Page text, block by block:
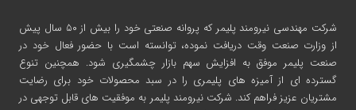
شرکت مهندسی نیرومند پلیمر
که پروانه صنعتی خود را بیش از ۵۰ سال پیش
از وزارت صنعت وقت دریافت نموده، توانسته است با حضور فعال خود در
صنعت پلیمر موفق به افزایش سهم بازار چشمگیری شود. همچنین تنوع
گسترده ای از آمیزه های پلیمری را در سبد محصولات خود برای رضایت
مشتریان عزیز فراهم کند. شرکت نیرومند پلیمر به موفقیت های قابل توجهی در